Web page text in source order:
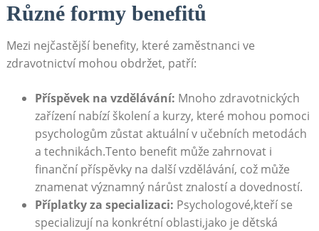
Různé formy benefitů
Mezi nejčastější benefity, které zaměstnanci ve
zdravotnictví mohou obdržet, patří:
Příspěvek na vzdělávání: Mnoho zdravotnických
zařízení nabízí školení a kurzy, které mohou pomoci
psychologům zůstat aktuální v učebních metodách
a technikách.Tento benefit může zahrnovat i
finanční příspěvky na další vzdělávání, což může
znamenat významný nárůst znalostí a dovedností.
Příplatky za specializaci: Psychologové,kteří se
specializují na konkrétní oblasti,jako je dětská